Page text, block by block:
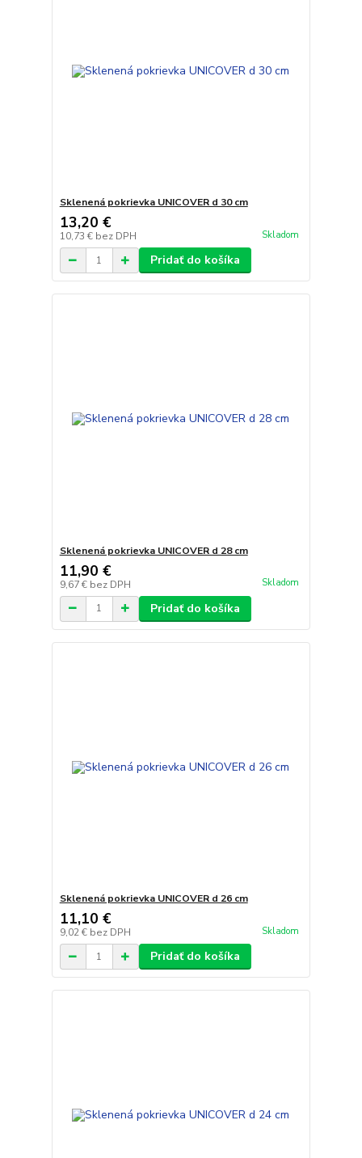
Sklenená pokrievka UNICOVER d 30 cm
13,20 €
10,73 € bez DPH Skladom
Pridať do košíka
Sklenená pokrievka UNICOVER d 28 cm
11,90 €
9,67 € bez DPH Skladom
Pridať do košíka
Sklenená pokrievka UNICOVER d 26 cm
11,10 €
9,02 € bez DPH Skladom
Pridať do košíka